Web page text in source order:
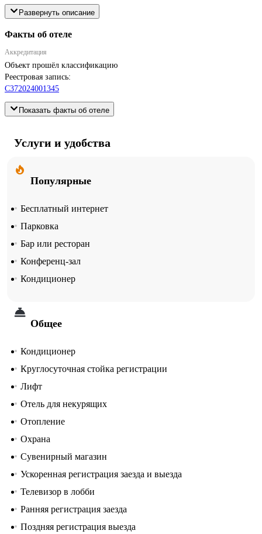
Развернуть описание
Факты об отеле
Аккредитация
Объект прошёл классификацию
Реестровая запись:
С372024001345
Показать факты об отеле
Услуги и удобства
Популярные
Бесплатный интернет
Парковка
Бар или ресторан
Конференц-зал
Кондиционер
Общее
Кондиционер
Круглосуточная стойка регистрации
Лифт
Отель для некурящих
Отопление
Охрана
Сувенирный магазин
Ускоренная регистрация заезда и выезда
Телевизор в лобби
Ранняя регистрация заезда
Поздняя регистрация выезда